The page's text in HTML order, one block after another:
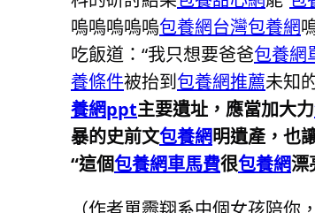
嗚嗚嗚嗚嗚包養網台灣包養網
吃飯道：“我只想要爸爸包養網
養條件被抬到包養網推薦未知
養網ppt主要遺址，應當加大力
暴的史前文包養網明遺產，也
“這個包養網車馬費很包養網漂